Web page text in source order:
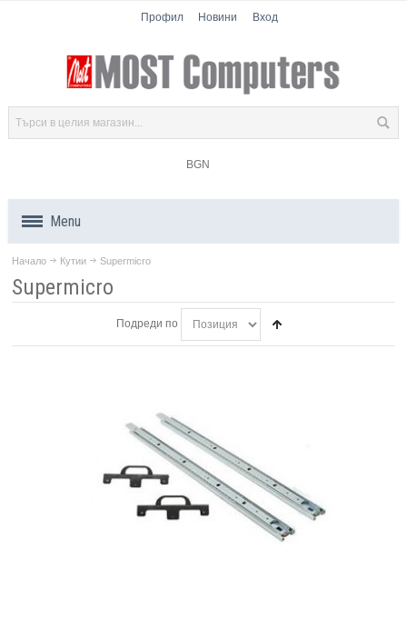
Профил Новини Вход
BGN
Menu
Продукти
Начало Кутии Supermicro
Supermicro
Подреди по